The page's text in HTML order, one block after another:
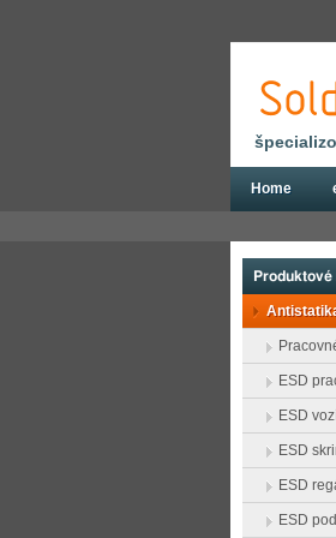
Produktové
ESD
ESD
ESD
ESD
ESD
Home